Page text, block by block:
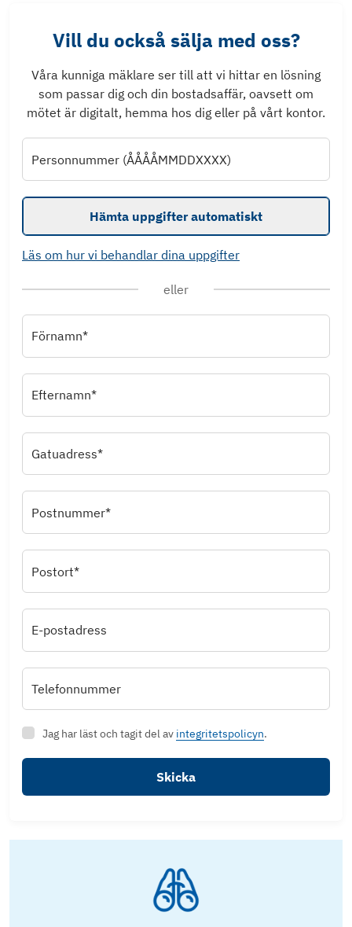
Vill du också sälja med oss?
Våra kunniga mäklare ser till att vi hittar en lösning
som passar dig och din bostadsaffär, oavsett om
mötet är digitalt, hemma hos dig eller på vårt kontor.
Personnummer (ÅÅÅÅMMDDXXXX)
Hämta uppgifter automatiskt
Läs om hur vi behandlar dina uppgifter
eller
Förnamn*
Efternamn*
Gatuadress*
Postnummer*
Postort*
E-postadress
Telefonnummer
Jag har läst och tagit del av integritetspolicyn.
Skicka